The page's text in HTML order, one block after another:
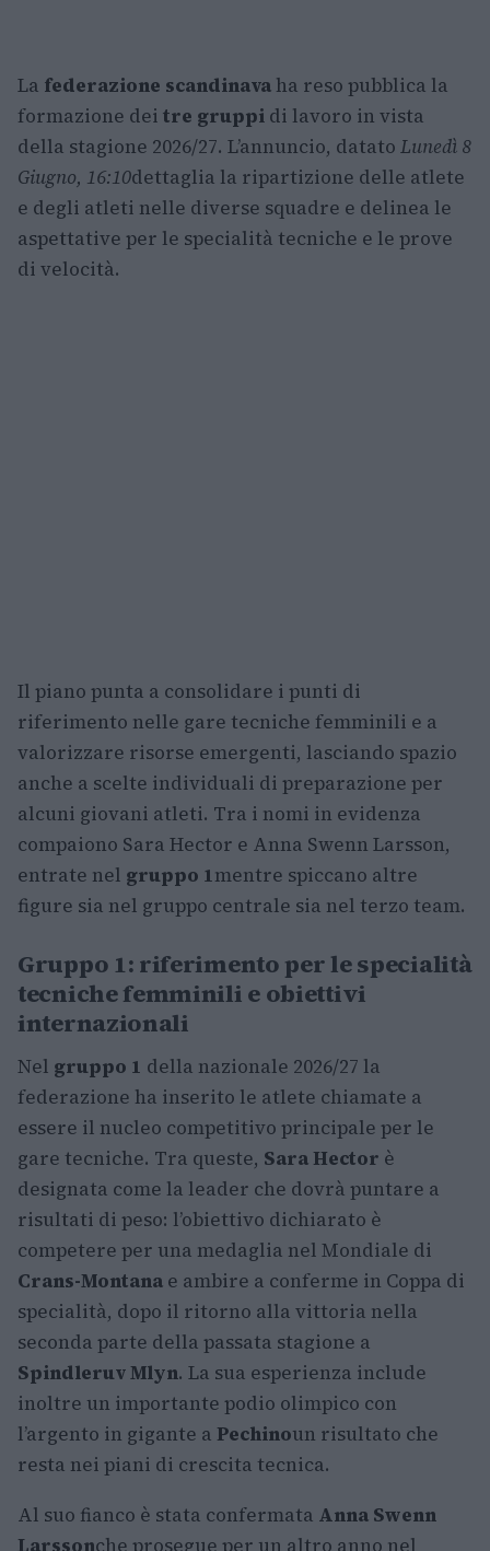
La federazione scandinava ha reso pubblica la
formazione dei tre gruppi di lavoro in vista
della stagione 2026/27. L’annuncio, datato Lunedì 8
Giugno, 16:10dettaglia la ripartizione delle atlete
e degli atleti nelle diverse squadre e delinea le
aspettative per le specialità tecniche e le prove
di velocità.
Il piano punta a consolidare i punti di
riferimento nelle gare tecniche femminili e a
valorizzare risorse emergenti, lasciando spazio
anche a scelte individuali di preparazione per
alcuni giovani atleti. Tra i nomi in evidenza
compaiono Sara Hector e Anna Swenn Larsson,
entrate nel gruppo 1mentre spiccano altre
figure sia nel gruppo centrale sia nel terzo team.
Gruppo 1: riferimento per le specialità
tecniche femminili e obiettivi
internazionali
Nel gruppo 1 della nazionale 2026/27 la
federazione ha inserito le atlete chiamate a
essere il nucleo competitivo principale per le
gare tecniche. Tra queste, Sara Hector è
designata come la leader che dovrà puntare a
risultati di peso: l’obiettivo dichiarato è
competere per una medaglia nel Mondiale di
Crans-Montana e ambire a conferme in Coppa di
specialità, dopo il ritorno alla vittoria nella
seconda parte della passata stagione a
Spindleruv Mlyn. La sua esperienza include
inoltre un importante podio olimpico con
l’argento in gigante a Pechinoun risultato che
resta nei piani di crescita tecnica.
Al suo fianco è stata confermata Anna Swenn